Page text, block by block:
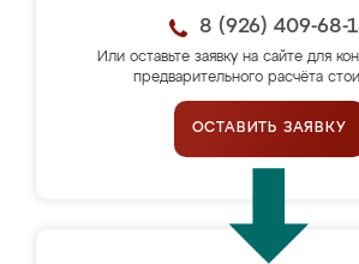
8 (926) 409-68-
Или оставьте заявку на сайте для
предварительного расчёта
ОСТАВИТЬ ЗАЯВКУ